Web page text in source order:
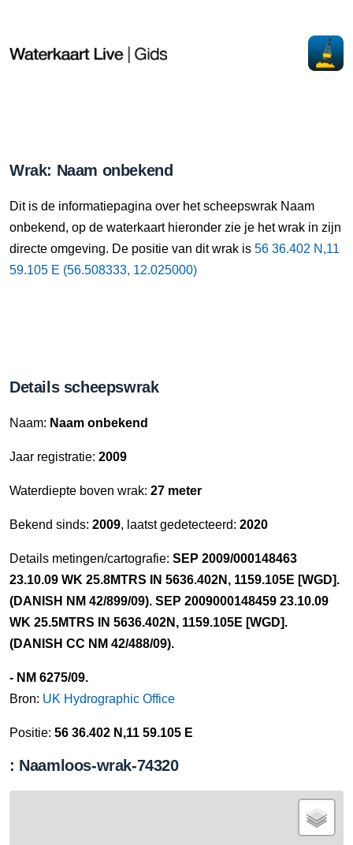
Wrak: Naam onbekend
Dit is de informatiepagina over het scheepswrak Naam
onbekend, op de waterkaart hieronder zie je het wrak in zijn
directe omgeving. De positie van dit wrak is 56 36.402 N,11
59.105 E (56.508333, 12.025000)
Details scheepswrak
Naam: Naam onbekend
Jaar registratie: 2009
Waterdiepte boven wrak: 27 meter
Bekend sinds: 2009, laatst gedetecteerd: 2020
Details metingen/cartografie: SEP 2009/000148463
23.10.09 WK 25.8MTRS IN 5636.402N, 1159.105E [WGD].
(DANISH NM 42/899/09). SEP 2009000148459 23.10.09
WK 25.5MTRS IN 5636.402N, 1159.105E [WGD].
(DANISH CC NM 42/488/09).
- NM 6275/09.
Bron: UK Hydrographic Office
Positie: 56 36.402 N,11 59.105 E
: Naamloos-wrak-74320